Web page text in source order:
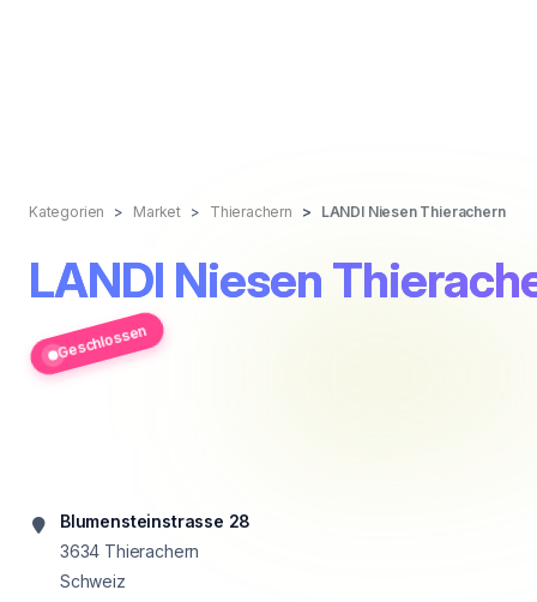
Kategorien Market Thierachern LANDI Niesen Thierachern
LANDI Niesen
Geschlossen
Blumensteinstrasse 28
3634 Thierachern
Schweiz